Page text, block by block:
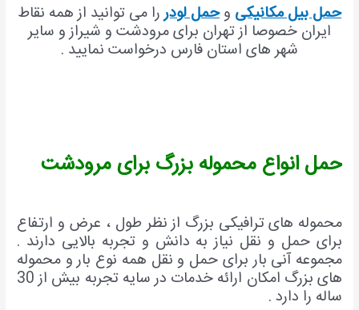
حمل بیل مکانیکی وحمل لودررا می توانید از همه نقاط
ایران خصوصا از تهران برای مرودشت و شیراز و سایر
شهر های استان فارس درخواست نمایید .
حمل انواع محموله بزرگ برای مرودشت
محموله های ترافیکی بزرگ از نظر طول ، عرض و ارتفاع
برای حمل و نقل نیاز به دانش و تجربه بالایی دارند .
مجموعه آنی بار برای حمل و نقل همه نوع بار و محموله
های بزرگ امکان ارائه خدمات در سایه تجربه بیش از 30
ساله را دارد .